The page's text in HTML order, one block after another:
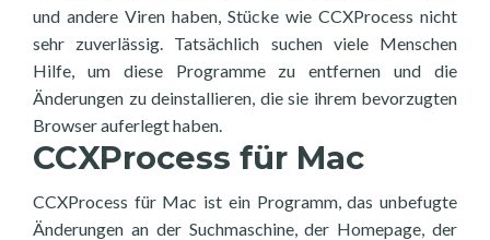
und andere Viren haben, Stücke wie CCXProcess nicht
sehr zuverlässig. Tatsächlich suchen viele Menschen
Hilfe, um diese Programme zu entfernen und die
Änderungen zu deinstallieren, die sie ihrem bevorzugten
Browser auferlegt haben.
CCXProcess für Mac
CCXProcess für Mac ist ein Programm, das unbefugte
Änderungen an der Suchmaschine, der Homepage, der